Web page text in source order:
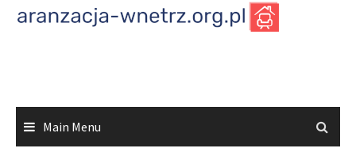
Skip
Main Menu